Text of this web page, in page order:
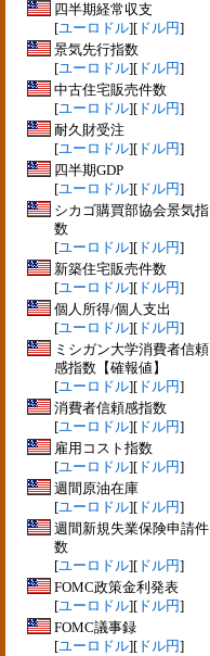
四半期経常収支
[ユーロドル][ ドル円]
景気先行指数
[ユーロドル][ ドル円]
中古住宅販売件数
[ユーロドル][ ドル円]
耐久財受注
[ユーロドル][ ドル円]
四半期GDP
[ユーロドル][ ドル円]
シカゴ購買部協会景気指
数
[ユーロドル][ ドル円]
新築住宅販売件数
[ユーロドル][ ドル円]
個人所得/個人支出
[ユーロドル][ ドル円]
ミシガン大学消費者信頼
感指数【確報値】
[ユーロドル][ ドル円]
消費者信頼感指数
[ユーロドル][ ドル円]
雇用コスト指数
[ユーロドル][ ドル円]
週間原油在庫
[ユーロドル][ ドル円]
週間新規失業保険申請件
数
[ユーロドル][ ドル円]
FOMC政策金利発表
[ユーロドル][ ドル円]
FOMC議事録
[ユーロドル][ ドル円]